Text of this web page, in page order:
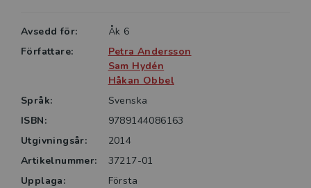
Avsedd för:
Åk 6
Författare:
Petra Andersson
Sam Hydén
Håkan Obbel
Språk:
Svenska
ISBN:
9789144086163
Utgivningsår:
2014
Artikelnummer:
37217-01
Upplaga:
Första